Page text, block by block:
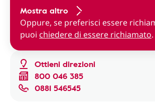
Ottieni direzioni
800 046 385
0881 546545
Mostra altro
Oppure, se preferisci essere
puoi chiedere di essere richiamato.